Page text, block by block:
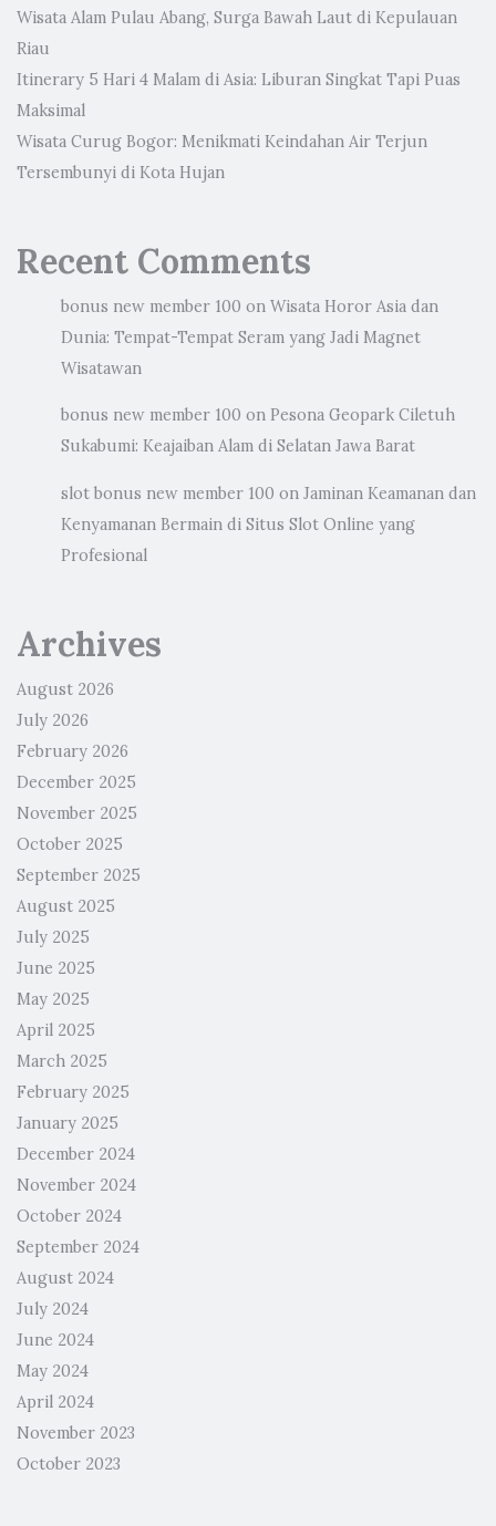
Wisata Alam Pulau Abang, Surga Bawah Laut di Kepulauan
Riau
Itinerary 5 Hari 4 Malam di Asia: Liburan Singkat Tapi Puas
Maksimal
Wisata Curug Bogor: Menikmati Keindahan Air Terjun
Tersembunyi di Kota Hujan
Recent Comments
bonus new member 100 on Wisata Horor Asia dan
Dunia: Tempat-Tempat Seram yang Jadi Magnet
Wisatawan
bonus new member 100 on Pesona Geopark Ciletuh
Sukabumi: Keajaiban Alam di Selatan Jawa Barat
slot bonus new member 100 on Jaminan Keamanan dan
Kenyamanan Bermain di Situs Slot Online yang
Profesional
Archives
August 2026
July 2026
February 2026
December 2025
November 2025
October 2025
September 2025
August 2025
July 2025
June 2025
May 2025
April 2025
March 2025
February 2025
January 2025
December 2024
November 2024
October 2024
September 2024
August 2024
July 2024
June 2024
May 2024
April 2024
November 2023
October 2023